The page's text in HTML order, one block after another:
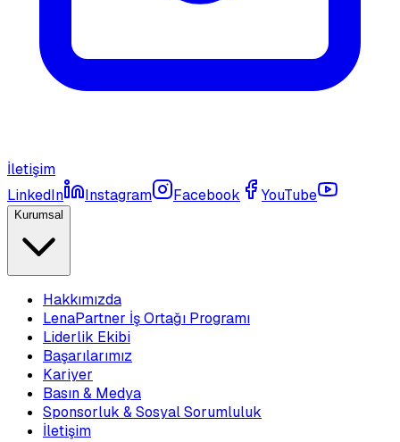
İletişim
LinkedIn
Instagram Facebook YouTube
Kurumsal
Hakkımızda
LenaPartner İş Ortağı Programı
Liderlik Ekibi
Başarılarımız
Kariyer
Basın & Medya
Sponsorluk & Sosyal Sorumluluk
İletişim